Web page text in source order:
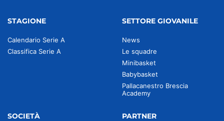
STAGIONE
Calendario Serie A
Classifica Serie A
SETTORE GIOVANILE
News
Le squadre
Minibasket
Babybasket
Pallacanestro Brescia
Academy
SOCIETÀ PARTNER